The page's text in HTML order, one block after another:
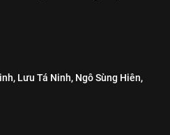
Lưu Tá Ninh, Ngô Sùng Hiên,